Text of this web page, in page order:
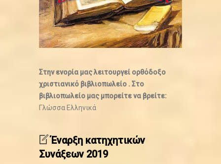
Στην ενορία μας λειτουργεί ορθόδοξο
χριστιανικό βιβλιοπωλείο . Στο
βιβλιοπωλείο μας μπορείτε να βρείτε:
Γλώσσα Ελληνικά
Έναρξη κατηχητικών
Συνάξεων 2019